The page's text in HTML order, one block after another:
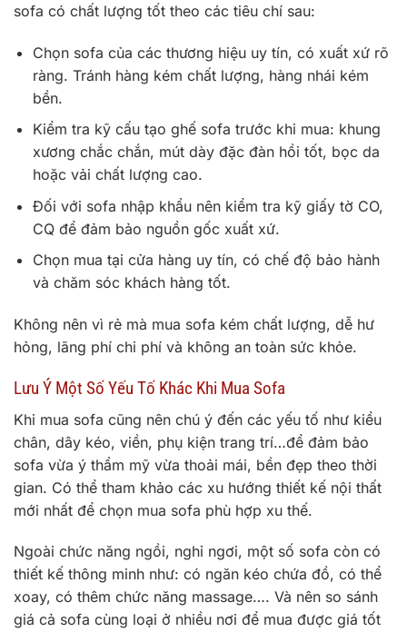
sofa có chất lượng tốt theo các tiêu chí sau:
Chọn sofa của các thương hiệu uy tín, có xuất xứ rõ
ràng. Tránh hàng kém chất lượng, hàng nhái kém
bền.
Kiểm tra kỹ cấu tạo ghế sofa trước khi mua: khung
xương chắc chắn, mút dày đặc đàn hồi tốt, bọc da
hoặc vải chất lượng cao.
Đối với sofa nhập khẩu nên kiểm tra kỹ giấy tờ CO,
CQ để đảm bảo nguồn gốc xuất xứ.
Chọn mua tại cửa hàng uy tín, có chế độ bảo hành
và chăm sóc khách hàng tốt.
Không nên vì rẻ mà mua sofa kém chất lượng, dễ hư
hỏng, lãng phí chi phí và không an toàn sức khỏe.
Lưu Ý Một Số Yếu Tố Khác Khi Mua Sofa
Khi mua sofa cũng nên chú ý đến các yếu tố như kiểu
chân, dây kéo, viền, phụ kiện trang trí…để đảm bảo
sofa vừa ý thẩm mỹ vừa thoải mái, bền đẹp theo thời
gian. Có thể tham khảo các xu hướng thiết kế nội thất
mới nhất để chọn mua sofa phù hợp xu thế.
Ngoài chức năng ngồi, nghỉ ngơi, một số sofa còn có
thiết kế thông minh như: có ngăn kéo chứa đồ, có thể
xoay, có thêm chức năng massage…. Và nên so sánh
giá cả sofa cùng loại ở nhiều nơi để mua được giá tốt